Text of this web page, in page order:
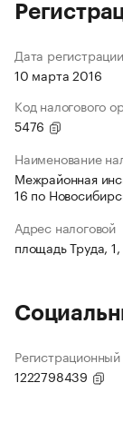
Дата регистрации
10 марта 2016
Код налогового
5476
Наименование
Межрайонная
16 по
Адрес налоговой
площадь Труда,
1222798439